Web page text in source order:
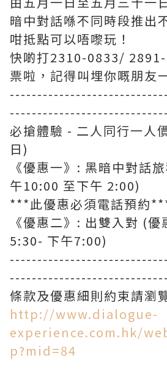
暗中對話喺不同時段推出
咁抵點可以唔嚟玩！
快啲打2310-0833/
票啦，記得叫埋你嘅朋友
必搶體驗 - 二人同行一人
日)
《優惠一》: 黑暗中對話
午10:00 至下午 2:00)
***此優惠必須電話預約
《優惠二》: 出雙入對 (
5:30- 下午7:00)
條款及優惠細則約束請瀏
http://www.dialogue-
experience.com.hk/
p?mid=84